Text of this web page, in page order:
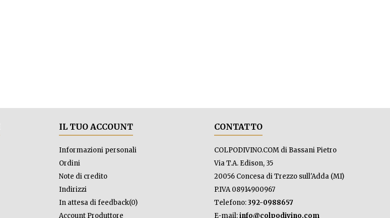
IL TUO ACCOUNT
Informazioni personali
Ordini
Note di credito
Indirizzi
In attesa di feedback(0)
Account Produttore
CONTATTO
COLPODIVINO.COM di Bassani Pietro
Via T.A. Edison, 35
20056 Concesa di Trezzo sull'Adda (MI)
P.IVA 08914900967
Telefono:392-0988657
E-mail:info@colpodivino.com